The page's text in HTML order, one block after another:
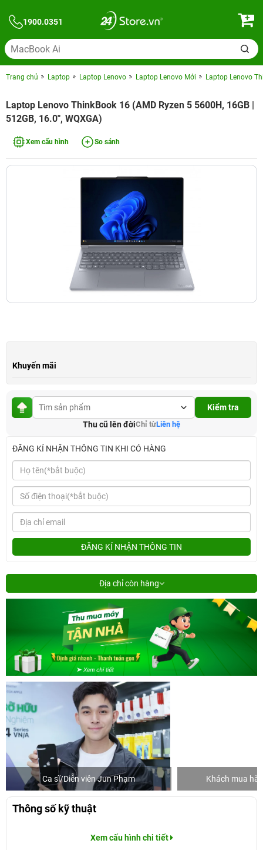
1900.0351
Trang chủ Laptop Laptop Lenovo Laptop Lenovo Mới Laptop Lenovo
Laptop Lenovo ThinkBook 16 (AMD Ryzen 5 5600H, 16GB |
512GB, 16.0", WQXGA)
Xem cấu hình So sánh
Khuyến mãi
Kiểm tra
Thu cũ lên đờiChỉ từLiên hệ
ĐĂNG KÍ NHẬN THÔNG TIN KHI CÓ HÀNG
ĐĂNG KÍ NHẬN THÔNG TIN
Địa chỉ còn hàng
Ca sĩ/Diễn viên Jun Phạm Khách mua
Thông số kỹ thuật
Xem cấu hình chi tiết